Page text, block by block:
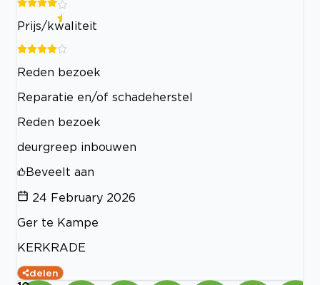
Prijs/kwaliteit
Reden bezoek
Reparatie en/of schadeherstel
Reden bezoek
deurgreep inbouwen
Beveelt aan
24 February 2026
Ger te Kampe
KERKRADE
delen